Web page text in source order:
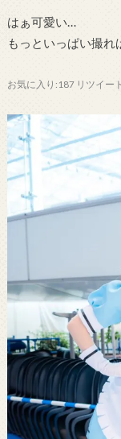
はぁ可愛い…
もっといっぱい撮
お気に入り:187 リツイー